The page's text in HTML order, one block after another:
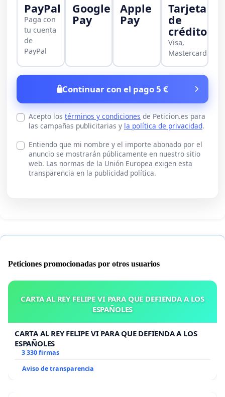
PayPal
Paga con
tu cuenta
de
PayPal
Google
Pay
Apple
Pay
Tarjeta
de
crédito
Visa,
Mastercard
Continuar con el pago 5 €
Acepto los términos y condiciones de Peticion.es para
las campañas publicitarias y la política de privacidad.
Entiendo que mi nombre y el importe abonado por el
anuncio se mostrarán públicamente en nuestro sitio
web. Las normas de la Unión Europea exigen esta
transparencia en la publicidad política.
Peticiones promocionadas por otros usuarios
CARTA AL REY FELIPE VI PARA QUE DEFIENDA A LOS
ESPAÑOLES
CARTA AL REY FELIPE VI PARA QUE DEFIENDA A LOS
ESPAÑOLES
3 330 firmas
Aviso de transparencia